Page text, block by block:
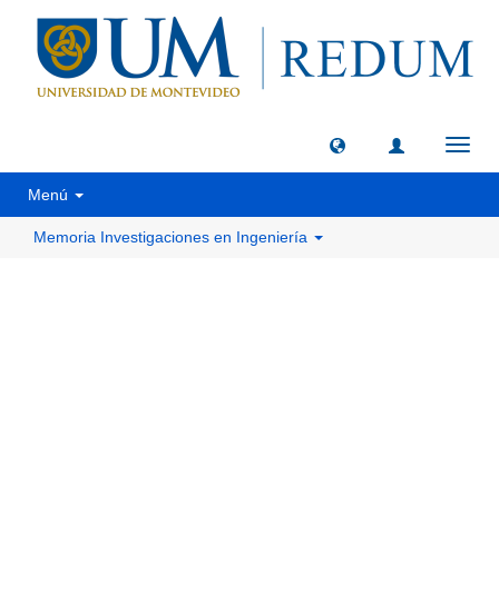
Menú
Memoria Investigaciones en Ingeniería